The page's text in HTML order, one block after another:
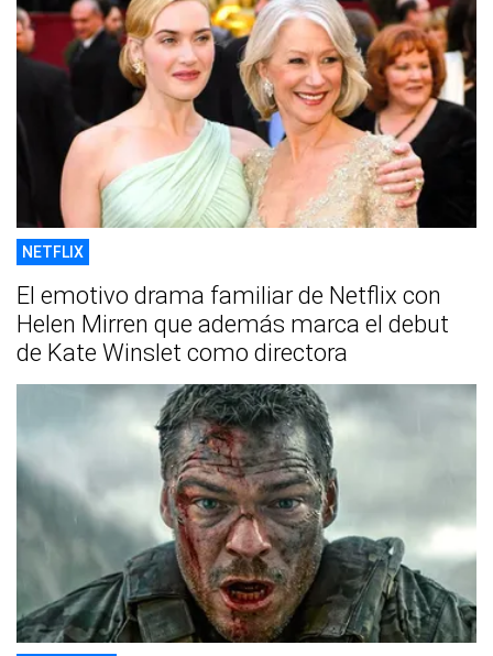
NETFLIX
El emotivo drama familiar de Netflix con
Helen Mirren que además marca el debut
de Kate Winslet como directora